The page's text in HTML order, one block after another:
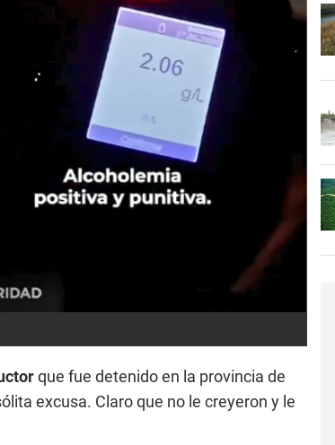
que fue detenido en la provincia de
excusa. Claro que no le creyeron y le